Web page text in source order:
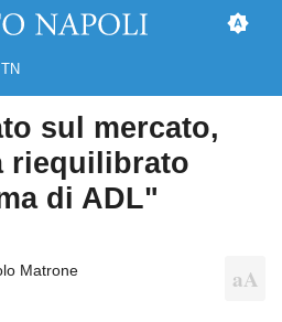
sul mercato,
riequilibrato
di ADL"
Matrone